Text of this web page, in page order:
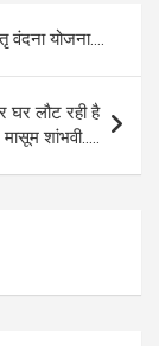
Li
e
वंदना योजना….
घर लौट रही है
मासूम शांभवी…..